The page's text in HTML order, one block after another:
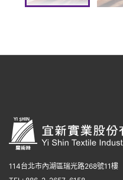
114台北市內湖區瑞光路268號11樓